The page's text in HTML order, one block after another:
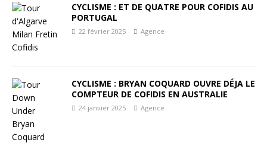
CYCLISME : ET DE QUATRE POUR COFIDIS AU
PORTUGAL
22 février 2025 Agence
CYCLISME : BRYAN COQUARD OUVRE DÉJA LE
COMPTEUR DE COFIDIS EN AUSTRALIE
24 janvier 2025 Agence